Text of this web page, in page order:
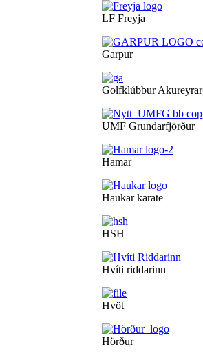
LF Freyja
Garpur
Golfklúbbur Akureyrar
UMF Grundarfjörður
Hamar
Haukar karate
HSH
Hvíti riddarinn
Hvöt
Hörður